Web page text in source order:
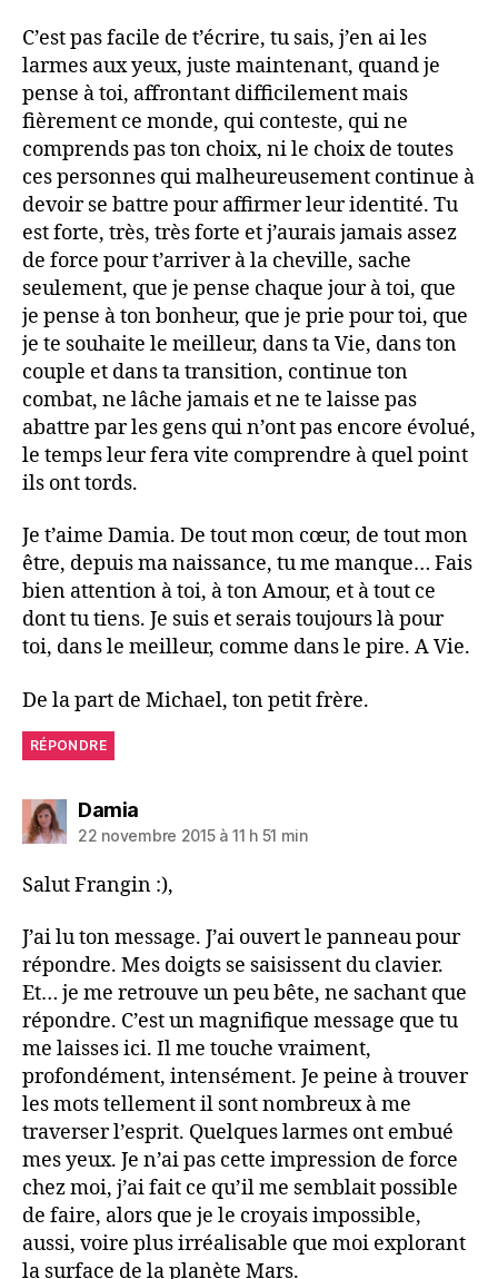
C’est pas facile de t’écrire, tu sais, j’en ai les
larmes aux yeux, juste maintenant, quand je
pense à toi, affrontant difficilement mais
fièrement ce monde, qui conteste, qui ne
comprends pas ton choix, ni le choix de toutes
ces personnes qui malheureusement continue à
devoir se battre pour affirmer leur identité. Tu
est forte, très, très forte et j’aurais jamais assez
de force pour t’arriver à la cheville, sache
seulement, que je pense chaque jour à toi, que
je pense à ton bonheur, que je prie pour toi, que
je te souhaite le meilleur, dans ta Vie, dans ton
couple et dans ta transition, continue ton
combat, ne lâche jamais et ne te laisse pas
abattre par les gens qui n’ont pas encore évolué,
le temps leur fera vite comprendre à quel point
ils ont tords.
Je t’aime Damia. De tout mon cœur, de tout mon
être, depuis ma naissance, tu me manque… Fais
bien attention à toi, à ton Amour, et à tout ce
dont tu tiens. Je suis et serais toujours là pour
toi, dans le meilleur, comme dans le pire. A Vie.
De la part de Michael, ton petit frère.
RÉPONDRE
Damiadit :
22 novembre 2015 à 11 h 51 min
Salut Frangin :),
J’ai lu ton message. J’ai ouvert le panneau pour
répondre. Mes doigts se saisissent du clavier.
Et… je me retrouve un peu bête, ne sachant que
répondre. C’est un magnifique message que tu
me laisses ici. Il me touche vraiment,
profondément, intensément. Je peine à trouver
les mots tellement il sont nombreux à me
traverser l’esprit. Quelques larmes ont embué
mes yeux. Je n’ai pas cette impression de force
chez moi, j’ai fait ce qu’il me semblait possible
de faire, alors que je le croyais impossible,
aussi, voire plus irréalisable que moi explorant
la surface de la planète Mars.